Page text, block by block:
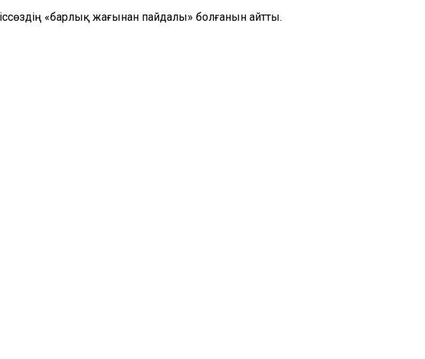
«барлық жағынан пайдалы» болғанын айтты.